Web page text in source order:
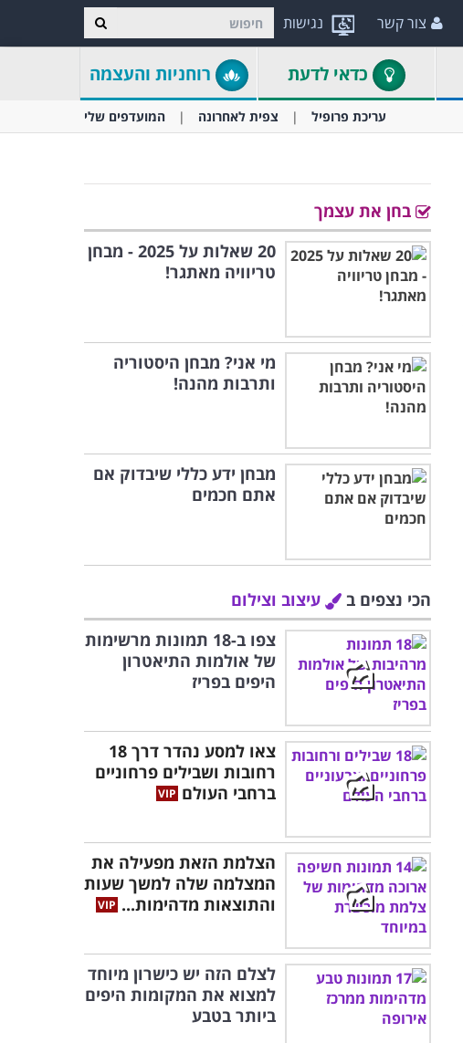
נגישות צור קשר
כדאי לדעת רוחניות והעצמה
עריכת פרופיל צפית לאחרונה המועדפים שלי
בחן את עצמך
20 שאלות על 2025 - מבחן
טריוויה מאתגר!
מי אני? מבחן היסטוריה
ותרבות מהנה!
מבחן ידע כללי שיבדוק אם
אתם חכמים
הכי נצפים ב
עיצוב וצילום
צפו ב-18 תמונות מרשימות
של אולמות התיאטרון
היפים בפריז
צאו למסע נהדר דרך 18
רחובות ושבילים פרחוניים
ברחבי העולם
הצלמת הזאת מפעילה את
המצלמה שלה למשך שעות
והתוצאות מדהימות...
לצלם הזה יש כישרון מיוחד
למצוא את המקומות היפים
ביותר בטבע